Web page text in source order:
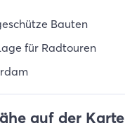
Bauten
für Radtouren
auf der Karte